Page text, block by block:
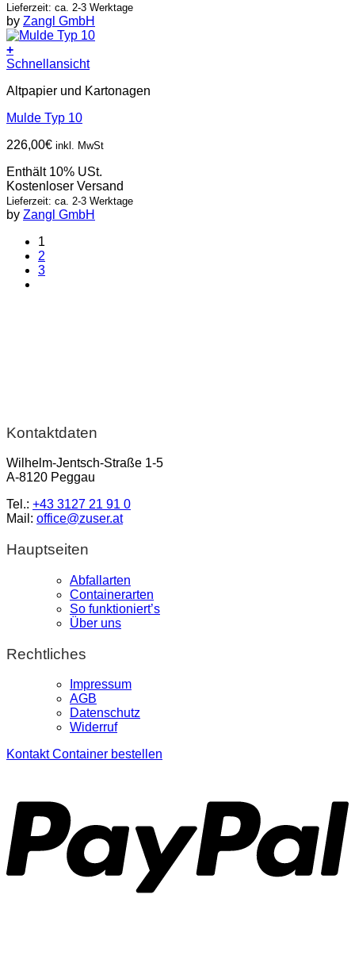
Lieferzeit: ca. 2-3 Werktage
by Zangl GmbH
+
Schnellansicht
Altpapier und Kartonagen
Mulde Typ 10
226,00€ inkl. MwSt
Enthält 10% USt.
Kostenloser Versand
Lieferzeit: ca. 2-3 Werktage
by Zangl GmbH
1
2
3
Kontaktdaten
Wilhelm-Jentsch-Straße 1-5
A-8120 Peggau
Tel.: +43 3127 21 91 0
Mail: office@zuser.at
Hauptseiten
Abfallarten
Containerarten
So funktioniert’s
Über uns
Rechtliches
Impressum
AGB
Datenschutz
Widerruf
Kontakt Container bestellen